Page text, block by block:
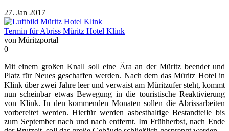
27. Jan 2017
Termin für Abriss Müritz Hotel Klink
von Müritzportal
0
Mit einem großen Knall soll eine Ära an der Müritz beendet und
Platz für Neues geschaffen werden. Nach dem das Müritz Hotel in
Klink über zwei Jahre leer und verwaist am Müritzufer steht, kommt
nun scheinbar etwas Bewegung in die touristische Reaktivierung
von Klink. In den kommenden Monaten sollen die Abrissarbeiten
vorbereitet werden. Hierfür werden asbesthaltige Bestandteile bis
zum September nach und nach entfernt. Im Frühherbst, nach Ende